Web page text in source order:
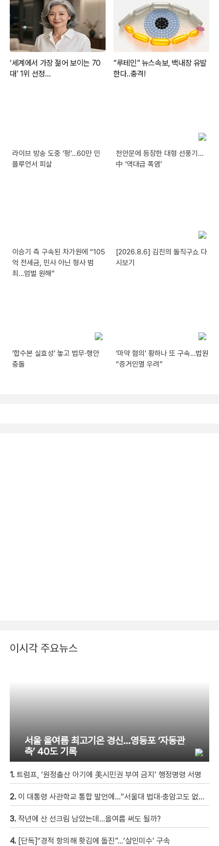
라이브 방송 도중 ‘펑’…60만 인
플루언서 피살
천안문에 등장한 대형 선풍기…
中 ‘역대급 폭염’
이승기 측 구속된 차가원에 “105
억 전세금, 민사 아닌 형사 범
죄…엄벌 원해”
[2026.8.6] 김진의 돌직구쇼 다
시보기
‘합수본 실효성’ 놓고 법무·행안
충돌
‘마약 혐의’ 황하나 또 구속…법원
“증거인멸 우려”
이시각 주요뉴스
서울 올여름 최고기온 경신…영등포 ‘자동관
측’ 40도 기록
1. 트럼프, ‘원정출산 아기에 美시민권 부여 금지’ 행정명령 서명
2. 이 대통령 사관학교 통합 발언에…“서울대 법대·충암고도 없애나”
3. 작년에 산 선크림 남았는데…올여름 써도 될까?
4. [단독]“경적 항의해 홧김에 돌진”…‘살인미수’ 구속